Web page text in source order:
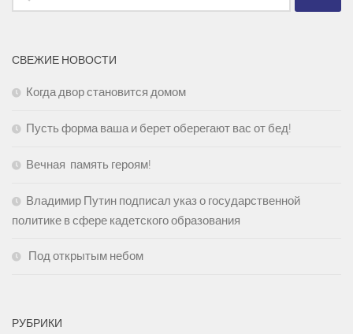
СВЕЖИЕ НОВОСТИ
Когда двор становится домом
Пусть форма ваша и берет оберегают вас от бед!
Вечная память героям!
Владимир Путин подписал указ о государственной
политике в сфере кадетского образования
Под открытым небом
РУБРИКИ